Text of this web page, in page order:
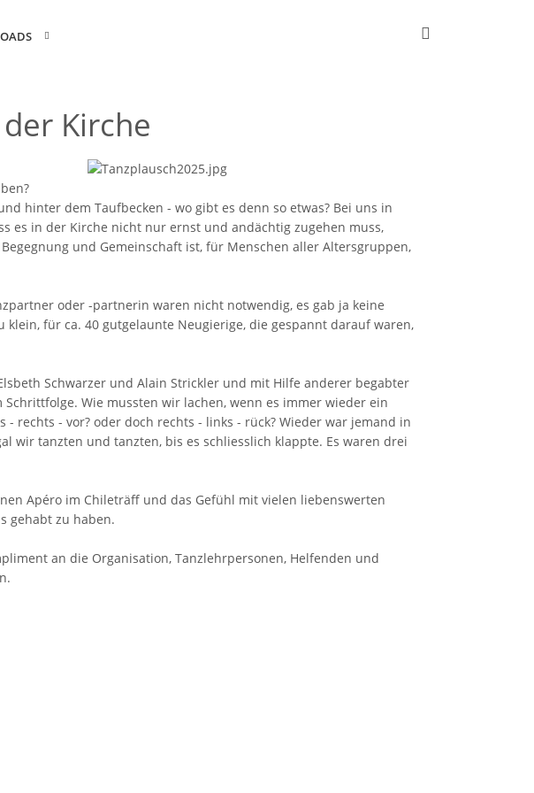
Kirche
hinter dem Taufbecken - wo gibt es denn so etwas? Bei uns in
es in der Kirche nicht nur ernst und andächtig zugehen muss,
und Gemeinschaft ist, für Menschen aller Altersgruppen,
oder -partnerin waren nicht notwendig, es gab ja keine
klein, für ca. 40 gutgelaunte Neugierige, die gespannt darauf waren,
Schwarzer und Alain Strickler und mit Hilfe anderer begabter
Wie mussten wir lachen, wenn es immer wieder ein
- rechts - vor? oder doch rechts - links - rück? Wieder war jemand in
wir tanzten und tanzten, bis es schliesslich klappte. Es waren drei
Apéro im Chileträff und das Gefühl mit vielen liebenswerten
gehabt zu haben.
an die Organisation, Tanzlehrpersonen, Helfenden und